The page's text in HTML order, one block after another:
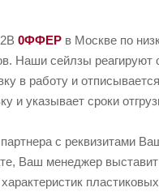
0ФФЕР в Москве по
Наши сейлзы реагируют
в работу и
и указывает сроки
с реквизитами
Ваш менеджер